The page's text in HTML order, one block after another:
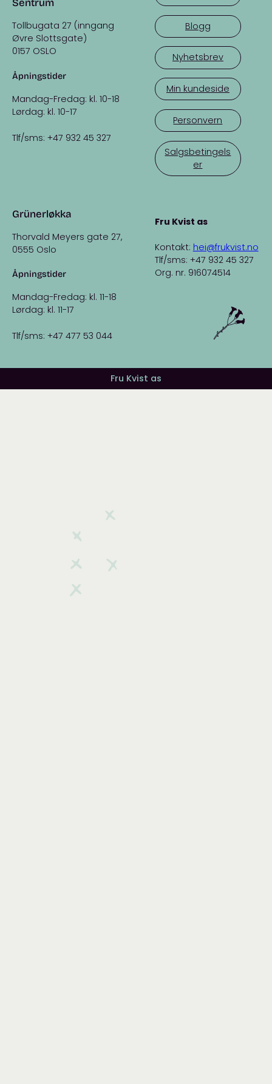
Sentrum
Tollbugata 27 (inngang
Øvre Slottsgate)
0157 OSLO
Åpningstider
Mandag-Fredag: kl. 10-18
Lørdag: kl. 10-17
Tlf/sms: +47 932 45 327
Grünerløkka
Thorvald Meyers gate 27,
0555 Oslo
Åpningstider
Mandag-Fredag: kl. 11-18
Lørdag: kl. 11-17
Tlf/sms: +47 477 53 044
Blogg
Nyhetsbrev
Min kundeside
Personvern
Salgsbetingels
er
Fru Kvist as
Kontakt: hei@frukvist.no
Tlf/sms: +47 932 45 327
Org. nr. 916074514
Fru Kvist as